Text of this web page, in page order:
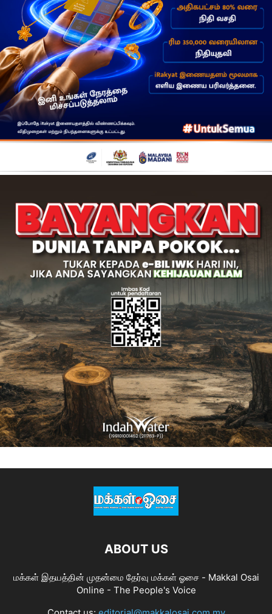
ABOUT US
மக்கள் இதயத்தின் முதன்மை தேர்வு மக்கள் ஓசை - Makkal Osai
Online - The People's Voice